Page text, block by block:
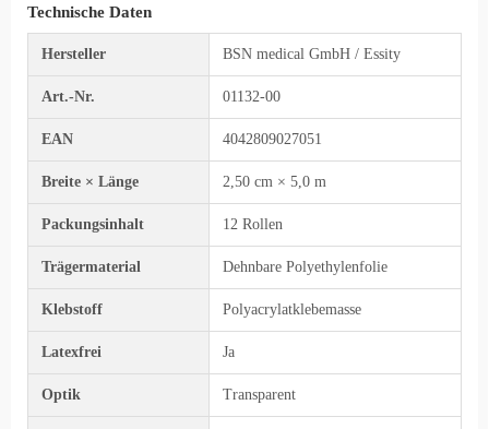
Technische Daten
Hersteller BSN medical GmbH / Essity
Art.-Nr. 01132-00
EAN 4042809027051
Breite × Länge 2,50 cm × 5,0 m
Packungsinhalt 12 Rollen
Trägermaterial Dehnbare Polyethylenfolie
Klebstoff Polyacrylatklebemasse
Latexfrei Ja
Optik Transparent